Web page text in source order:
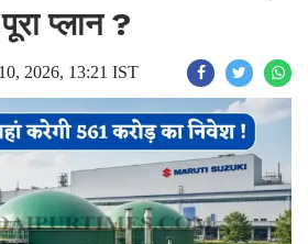
प्लान ?
2026, 13:21 IST